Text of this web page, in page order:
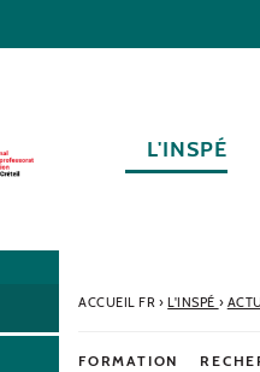
L'INSPÉ
ACCUEIL FR› L'INSPÉ ›
FORMATION